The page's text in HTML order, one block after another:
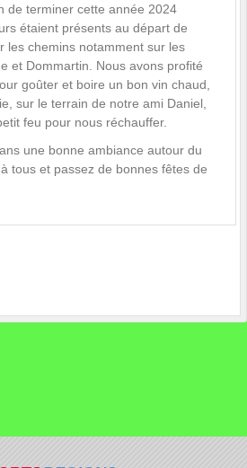
de terminer cette année 2024
étaient présents au départ de
les chemins notamment sur les
et Dommartin. Nous avons profité
goûter et boire un bon vin chaud,
sur le terrain de notre ami Daniel,
feu pour nous réchauffer.
une bonne ambiance autour du
tous et passez de bonnes fêtes de